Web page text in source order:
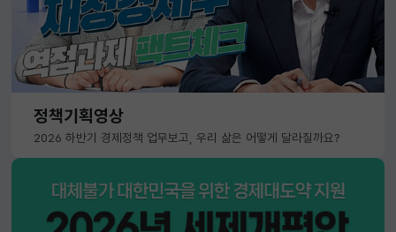
정책기획영상
2026 하반기 경제정책 업무보고, 우리 삶은 어떻게 달라질까요?